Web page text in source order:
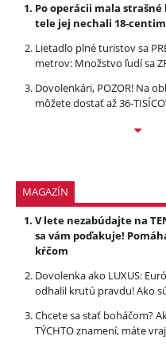
Po operácii mala strašné
tele jej nechali 18-
Lietadlo plné turistov sa
metrov: Množstvo ľudí sa
Dovolenkári, POZOR! Na
môžete dostať až 36-
MAGAZÍN
V lete nezabúdajte na
sa vám poďakuje!
kŕčom
Dovolenka ako LUXUS:
odhalil krutú pravdu! Ako
Chcete sa stať boháčom?
TÝCHTO znamení, máte